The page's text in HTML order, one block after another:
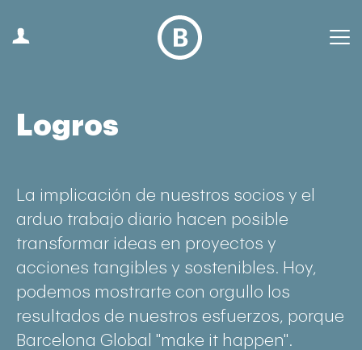
Logros
La implicación de nuestros socios y el
arduo trabajo diario hacen posible
transformar ideas en proyectos y
acciones tangibles y sostenibles. Hoy,
podemos mostrarte con orgullo los
resultados de nuestros esfuerzos, porque
Barcelona Global "make it happen".